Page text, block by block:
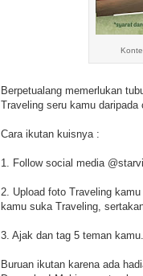
Berpetualang memerlukan
Traveling seru kamu daripada
Cara ikutan kuisnya :
1. Follow social media
2. Upload foto Traveling
kamu suka Traveling,
3. Ajak dan tag 5 teman kamu.
Buruan ikutan karena ada